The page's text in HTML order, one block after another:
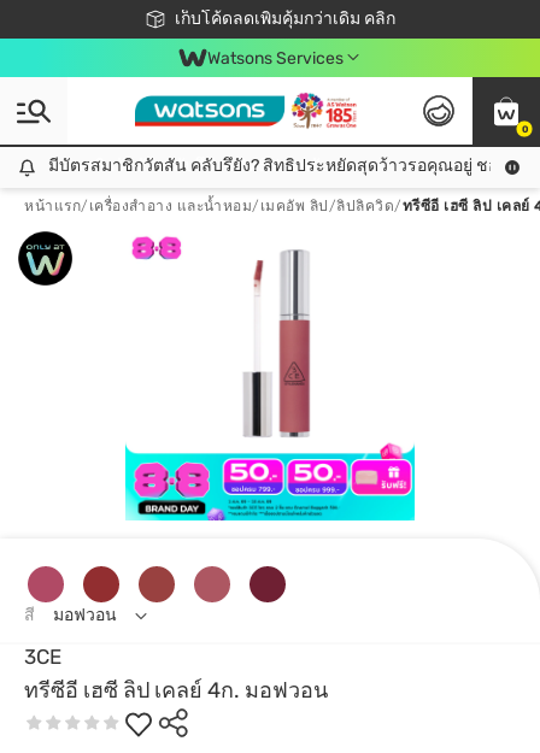
เก็บโค้ดลดเพิ่มคุ้มกว่าเดิม คลิก
ชอปออนไลน์ครั้งแรก ลดเพิ่มจุก ๆ 10%! 🎉
📦ส่งฟรี! เมื่อชอป 499฿
สมาชิกวัตสัน คลับดียังไง?
Watsons Services
0
มีบัตรสมาชิกวัตสัน คลับรึยัง? สิทธิประหยัดสุดว้าวรอคุณอยู่ ชอปคุ้มกว่าเดิม คลิก!
มีบัตรสมาชิกวัตสัน คลับรึยัง? สิทธิประหยัดสุดว้าวรอคุณอยู่ ชอปคุ้มก
หน้าแรก/ เครื่องสำอาง และน้ำหอม/ เมคอัพ ลิป /ลิปลิควิด/ทรีซีอี เฮซี ลิป เคลย์
3CE
ทรีซีอี เฮซี ลิป เคลย์ 4ก. มอฟวอน
สี มอฟวอน